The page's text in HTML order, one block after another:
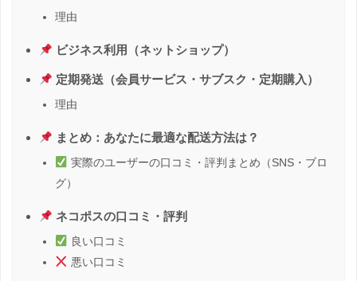
理由
ビジネス利用（ネットショップ）
定期発送（会員サービス・サブスク・定期購入）
理由
まとめ：あなたに最適な配送方法は？
実際のユーザーの口コミ・評判まとめ（SNS・ブロ
グ）
ネコポスの口コミ・評判
良い口コミ
悪い口コミ